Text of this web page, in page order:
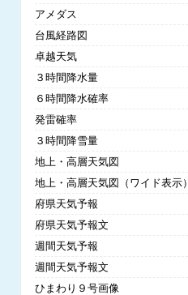
アメダス
台風経路図
卓越天気
３時間降水量
６時間降水確率
発雷確率
３時間降雪量
地上・高層天気図
地上・高層天気図（ワイド表示）
府県天気予報
府県天気予報文
週間天気予報
週間天気予報文
ひまわり９号画像